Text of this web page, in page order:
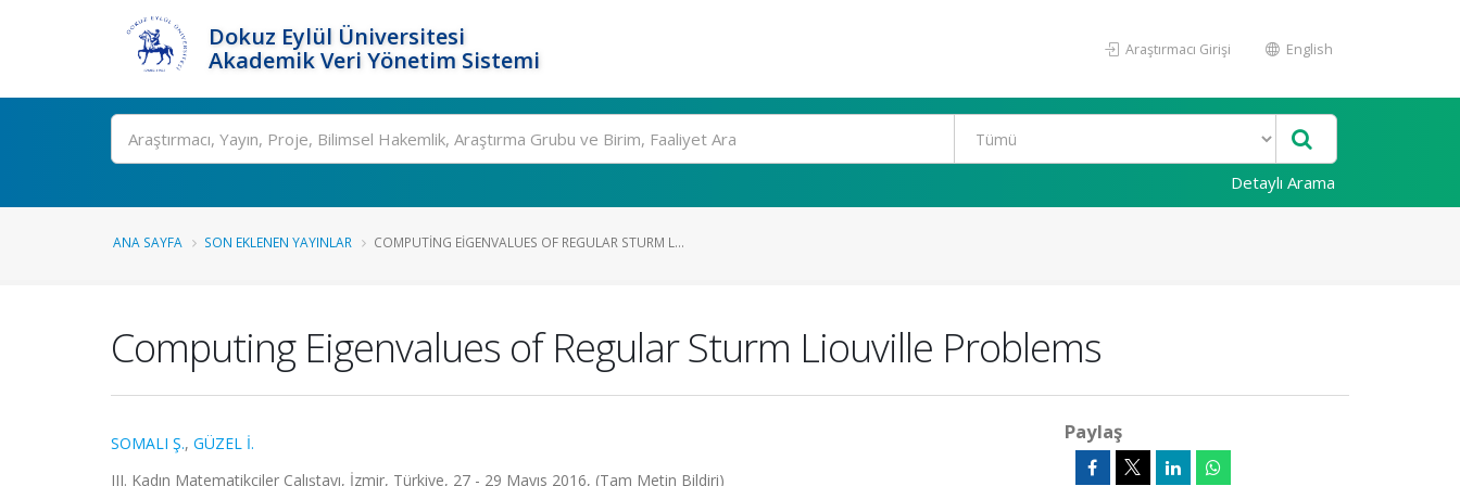
Dokuz Eylül Üniversitesi
Akademik Veri Yönetim Sistemi
Araştırmacı Girişi English
Ara
Detaylı Arama
ANA SAYFA SON EKLENEN YAYINLAR COMPUTING EIGENVALUES OF REGULAR STURM L...
Computing Eigenvalues of Regular Sturm Liouville Problems
SOMALI Ş., GÜZEL İ.
III. Kadın Matematikçiler Çalıştayı, İzmir, Türkiye, 27 - 29 Mayıs 2016, (Tam Metin Bildiri)
Paylaş